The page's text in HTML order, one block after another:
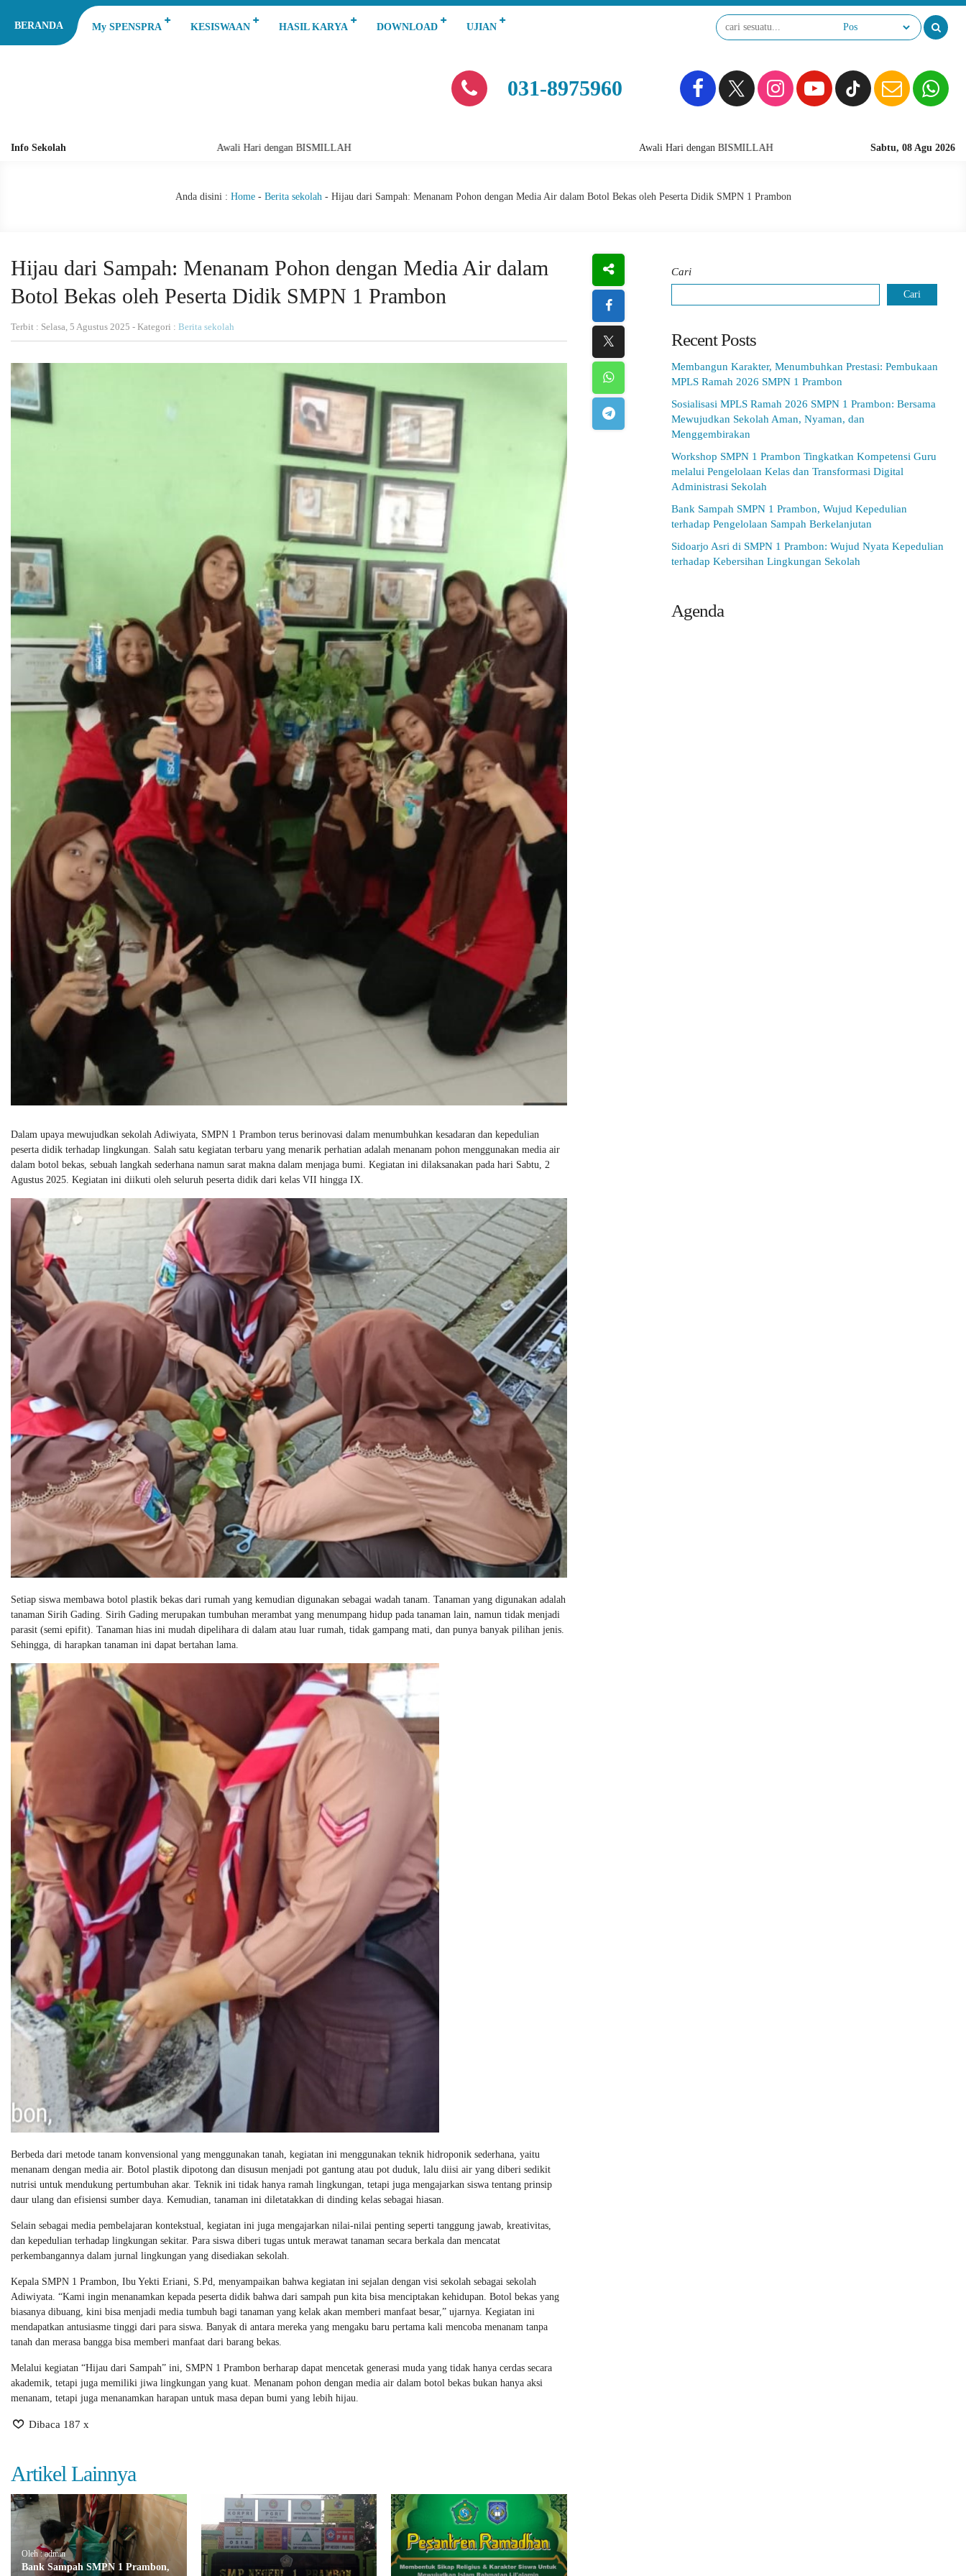
BERANDA My SPENSPRA KESISWAAN HASIL KARYA DOWNLOAD UJIAN
031-8975960
Info Sekolah Sabtu, 08 Agu 2026
Awali Hari dengan BISMILLAH
Awali Hari dengan BISMILLAH
Anda disini : Home- Berita sekolah- Hijau dari Sampah: Menanam Pohon dengan Media Air dalam Botol Bekas oleh Peserta Didik SMPN 1 Prambon
Hijau dari Sampah: Menanam Pohon dengan Media Air dalam
Botol Bekas oleh Peserta Didik SMPN 1 Prambon
Terbit : Selasa, 5 Agustus 2025 - Kategori : Berita sekolah
Dalam upaya mewujudkan sekolah Adiwiyata, SMPN 1 Prambon terus berinovasi dalam menumbuhkan kesadaran dan kepedulian
peserta didik terhadap lingkungan. Salah satu kegiatan terbaru yang menarik perhatian adalah menanam pohon menggunakan media air
dalam botol bekas, sebuah langkah sederhana namun sarat makna dalam menjaga bumi. Kegiatan ini dilaksanakan pada hari Sabtu, 2
Agustus 2025. Kegiatan ini diikuti oleh seluruh peserta didik dari kelas VII hingga IX.
Setiap siswa membawa botol plastik bekas dari rumah yang kemudian digunakan sebagai wadah tanam. Tanaman yang digunakan adalah
tanaman Sirih Gading. Sirih Gading merupakan tumbuhan merambat yang menumpang hidup pada tanaman lain, namun tidak menjadi
parasit (semi epifit). Tanaman hias ini mudah dipelihara di dalam atau luar rumah, tidak gampang mati, dan punya banyak pilihan jenis.
Sehingga, di harapkan tanaman ini dapat bertahan lama.
Berbeda dari metode tanam konvensional yang menggunakan tanah, kegiatan ini menggunakan teknik hidroponik sederhana, yaitu
menanam dengan media air. Botol plastik dipotong dan disusun menjadi pot gantung atau pot duduk, lalu diisi air yang diberi sedikit
nutrisi untuk mendukung pertumbuhan akar. Teknik ini tidak hanya ramah lingkungan, tetapi juga mengajarkan siswa tentang prinsip
daur ulang dan efisiensi sumber daya. Kemudian, tanaman ini diletatakkan di dinding kelas sebagai hiasan.
Selain sebagai media pembelajaran kontekstual, kegiatan ini juga mengajarkan nilai-nilai penting seperti tanggung jawab, kreativitas,
dan kepedulian terhadap lingkungan sekitar. Para siswa diberi tugas untuk merawat tanaman secara berkala dan mencatat
perkembangannya dalam jurnal lingkungan yang disediakan sekolah.
Kepala SMPN 1 Prambon, Ibu Yekti Eriani, S.Pd, menyampaikan bahwa kegiatan ini sejalan dengan visi sekolah sebagai sekolah
Adiwiyata. “Kami ingin menanamkan kepada peserta didik bahwa dari sampah pun kita bisa menciptakan kehidupan. Botol bekas yang
biasanya dibuang, kini bisa menjadi media tumbuh bagi tanaman yang kelak akan memberi manfaat besar,” ujarnya. Kegiatan ini
mendapatkan antusiasme tinggi dari para siswa. Banyak di antara mereka yang mengaku baru pertama kali mencoba menanam tanpa
tanah dan merasa bangga bisa memberi manfaat dari barang bekas.
Melalui kegiatan “Hijau dari Sampah” ini, SMPN 1 Prambon berharap dapat mencetak generasi muda yang tidak hanya cerdas secara
akademik, tetapi juga memiliki jiwa lingkungan yang kuat. Menanam pohon dengan media air dalam botol bekas bukan hanya aksi
menanam, tetapi juga menanamkan harapan untuk masa depan bumi yang lebih hijau.
Dibaca 187 x
Artikel Lainnya
Oleh : admin
Bank Sampah SMPN 1 Prambon,
Cari
Cari
Recent Posts
Membangun Karakter, Menumbuhkan Prestasi: Pembukaan
MPLS Ramah 2026 SMPN 1 Prambon
Sosialisasi MPLS Ramah 2026 SMPN 1 Prambon: Bersama
Mewujudkan Sekolah Aman, Nyaman, dan
Menggembirakan
Workshop SMPN 1 Prambon Tingkatkan Kompetensi Guru
melalui Pengelolaan Kelas dan Transformasi Digital
Administrasi Sekolah
Bank Sampah SMPN 1 Prambon, Wujud Kepedulian
terhadap Pengelolaan Sampah Berkelanjutan
Sidoarjo Asri di SMPN 1 Prambon: Wujud Nyata Kepedulian
terhadap Kebersihan Lingkungan Sekolah
Agenda